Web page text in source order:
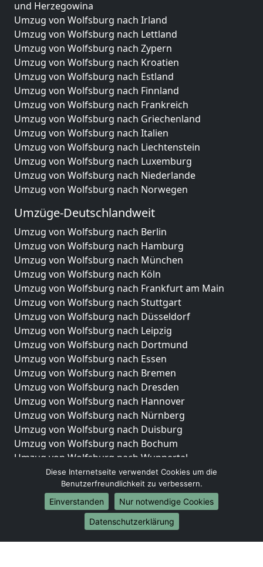
und Herzegowina
Umzug von Wolfsburg nach Irland
Umzug von Wolfsburg nach Lettland
Umzug von Wolfsburg nach Zypern
Umzug von Wolfsburg nach Kroatien
Umzug von Wolfsburg nach Estland
Umzug von Wolfsburg nach Finnland
Umzug von Wolfsburg nach Frankreich
Umzug von Wolfsburg nach Griechenland
Umzug von Wolfsburg nach Italien
Umzug von Wolfsburg nach Liechtenstein
Umzug von Wolfsburg nach Luxemburg
Umzug von Wolfsburg nach Niederlande
Umzug von Wolfsburg nach Norwegen
Umzüge-Deutschlandweit
Umzug von Wolfsburg nach Berlin
Umzug von Wolfsburg nach Hamburg
Umzug von Wolfsburg nach München
Umzug von Wolfsburg nach Köln
Umzug von Wolfsburg nach Frankfurt am Main
Umzug von Wolfsburg nach Stuttgart
Umzug von Wolfsburg nach Düsseldorf
Umzug von Wolfsburg nach Leipzig
Umzug von Wolfsburg nach Dortmund
Umzug von Wolfsburg nach Essen
Umzug von Wolfsburg nach Bremen
Umzug von Wolfsburg nach Dresden
Umzug von Wolfsburg nach Hannover
Umzug von Wolfsburg nach Nürnberg
Umzug von Wolfsburg nach Duisburg
Umzug von Wolfsburg nach Bochum
Umzug von Wolfsburg nach Wuppertal
Umzug von Wolfsburg nach Bielefeld
Umzug von Wolfsburg nach Bonn
Umzug von Wolfsburg nach Münster
Internationale-Umzüge
Umzug von Wolfsburg nach Brasilien
Diese Internetseite verwendet Cookies um die
Benutzerfreundlichkeit zu verbessern.
Einverstanden
Nur notwendige Cookies
Datenschutzerklärung